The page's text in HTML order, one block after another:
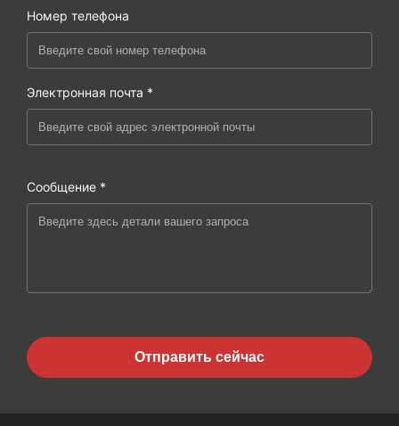
Номер телефона
Электронная почта *
Сообщение *
Отправить сейчас